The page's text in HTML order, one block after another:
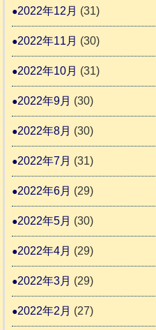
2022年12月 (31)
2022年11月 (30)
2022年10月 (31)
2022年9月 (30)
2022年8月 (30)
2022年7月 (31)
2022年6月 (29)
2022年5月 (30)
2022年4月 (29)
2022年3月 (29)
2022年2月 (27)